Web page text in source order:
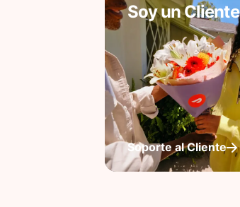
Soy un Cliente
Soporte al Cliente